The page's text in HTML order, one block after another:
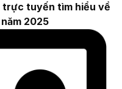
tuyến tìm hiểu về
2025